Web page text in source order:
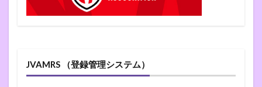
JVAMRS （登録管理システム）